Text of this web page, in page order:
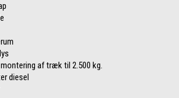
af træk til 2.500 kg.
diesel